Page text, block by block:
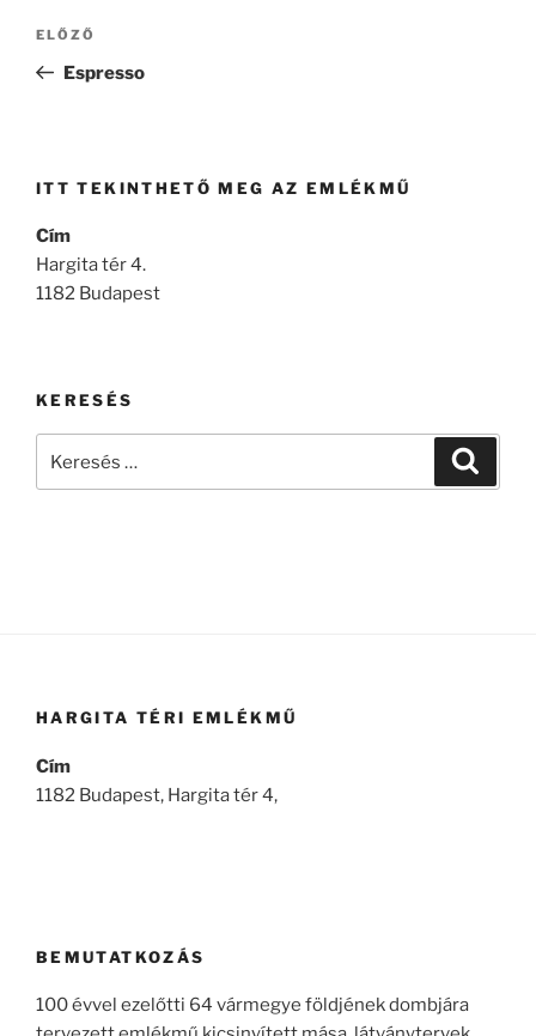
Bejegyzés
Korábbi
bejegyzés
ELŐZŐ
Espresso
ITT TEKINTHETŐ MEG AZ EMLÉKMŰ
Cím
Hargita tér 4.
1182 Budapest
KERESÉS
HARGITA TÉRI EMLÉKMŰ
Cím
1182 Budapest, Hargita tér 4,
BEMUTATKOZÁS
100 évvel ezelőtti 64 vármegye földjének dombjára